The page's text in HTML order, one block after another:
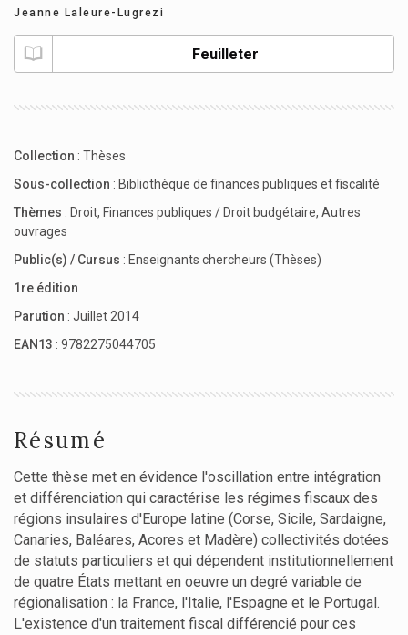
Jeanne Laleure-Lugrezi
Feuilleter
Collection : Thèses
Sous-collection : Bibliothèque de finances publiques et fiscalité
Thèmes : Droit, Finances publiques / Droit budgétaire, Autres
ouvrages
Public(s) / Cursus : Enseignants chercheurs (Thèses)
1re édition
Parution : Juillet 2014
EAN13 : 9782275044705
Résumé
Cette thèse met en évidence l'oscillation entre intégration
et différenciation qui caractérise les régimes fiscaux des
régions insulaires d'Europe latine (Corse, Sicile, Sardaigne,
Canaries, Baléares, Acores et Madère) collectivités dotées
de statuts particuliers et qui dépendent institutionnellement
de quatre États mettant en oeuvre un degré variable de
régionalisation : la France, l'Italie, l'Espagne et le Portugal.
L'existence d'un traitement fiscal différencié pour ces